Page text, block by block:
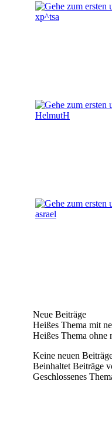
xp^tsa
HelmutH
asrael
Neue Beiträge
Heißes Thema mit
Heißes Thema ohne
Keine neuen
Beinhaltet Beiträge
Geschlossenes